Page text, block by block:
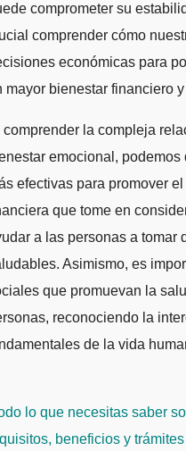
comprometer su
comprender cómo
económicas para
mayor bienestar financiero
comprender la compleja
emocional,
efectivas para promover
que tome en
a las personas a tomar
Asimismo, es
que promuevan la
reconociendo la
de la vida
lo que necesitas saber
beneficios y trámites